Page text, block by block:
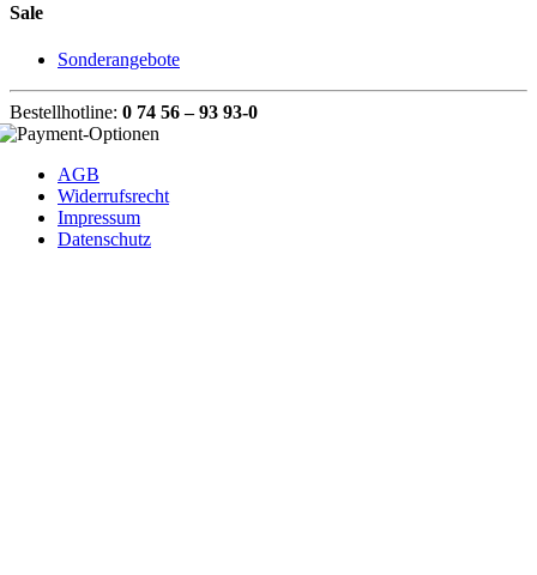
Sale
Sonderangebote
Bestellhotline: 0 74 56 – 93 93-0
AGB
Widerrufsrecht
Impressum
Datenschutz